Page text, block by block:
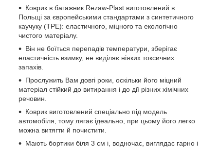
Коврик в багажник Rezaw-Plast виготовлений в
Польщі за європейськими стандартами з синтетичного
каучуку (ТРЕ): еластичного, міцного та екологічно
чистого матеріалу.
Він не боїться перепадів температури, зберігає
еластичність взимку, не виділяє ніяких токсичних
запахів.
Прослужить Вам довгі роки, оскільки його міцний
матеріал стійкий до витирання і до дії різних хімічних
речовин.
Коврик виготовлений спеціально під модель
автомобіля, тому лягає ідеально, при цьому його легко
можна витягти й почистити.
Мають бортики біля 3 см і, водночас, виглядає гарно і